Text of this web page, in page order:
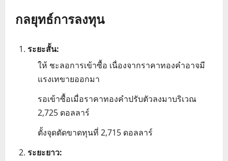
กลยุทธ์การลงทุน
ระยะสั้น:
ให้ ชะลอการเข้าซื้อ เนื่องจากราคาทองคำอาจมี
แรงเทขายออกมา
รอเข้าซื้อเมื่อราคาทองคำปรับตัวลงมาบริเวณ
2,725 ดอลลาร์
ตั้งจุดตัดขาดทุนที่ 2,715 ดอลลาร์
ระยะยาว: